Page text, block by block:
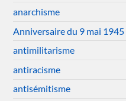
anarchisme
Anniversaire du 9 mai 1945
antimilitarisme
antiracisme
antisémitisme